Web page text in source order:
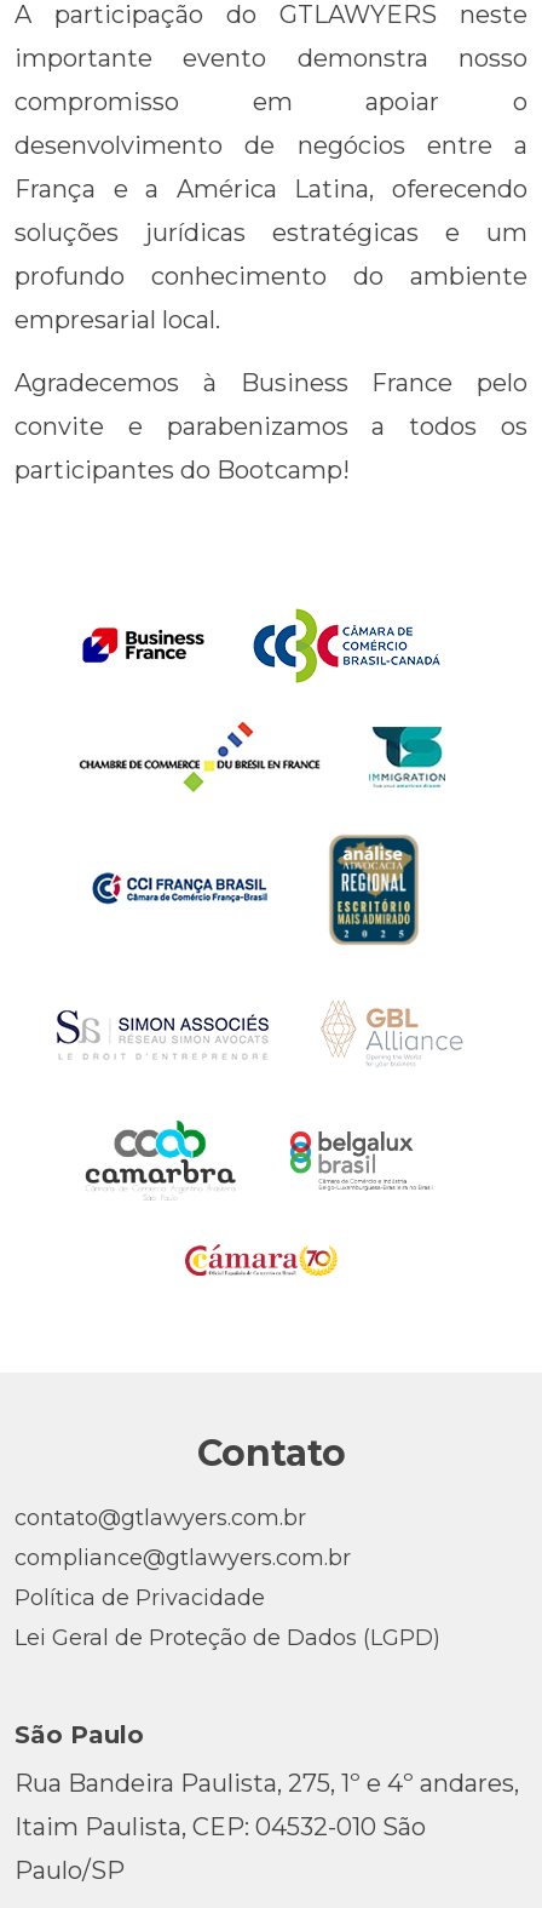
A participação do GTLAWYERS neste
importante evento demonstra nosso
compromisso em apoiar o
desenvolvimento de negócios entre a
França e a América Latina, oferecendo
soluções jurídicas estratégicas e um
profundo conhecimento do ambiente
empresarial local.
Agradecemos à Business France pelo
convite e parabenizamos a todos os
participantes do Bootcamp!
Contato
contato@gtlawyers.com.br
compliance@gtlawyers.com.br
Política de Privacidade
Lei Geral de Proteção de Dados (LGPD)
São Paulo
Rua Bandeira Paulista, 275, 1º e 4º andares,
Itaim Paulista, CEP: 04532-010 São
Paulo/SP